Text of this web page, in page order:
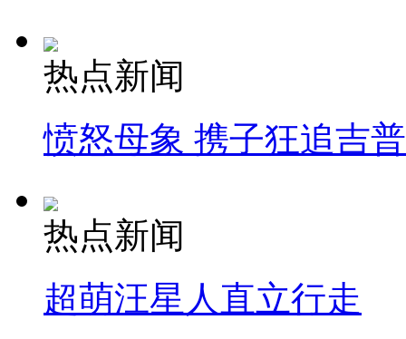
热点新闻
愤怒母象 携子狂追吉
热点新闻
超萌汪星人直立行走